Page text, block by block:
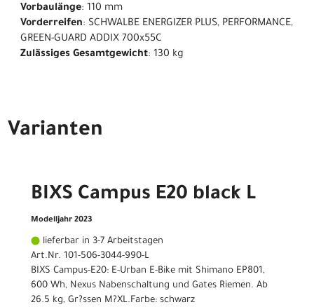
Vorbaulänge: 110 mm
Vorderreifen: SCHWALBE ENERGIZER PLUS, PERFORMANCE,
GREEN-GUARD ADDIX 700x55C
Zulässiges Gesamtgewicht: 130 kg
Varianten
BIXS Campus E20 black L
Modelljahr 2023
lieferbar in 3-7 Arbeitstagen
Art.Nr. 101-506-3044-990-L
BIXS Campus-E20: E-Urban E-Bike mit Shimano EP801,
600 Wh, Nexus Nabenschaltung und Gates Riemen. Ab
26.5 kg, Gr?ssen M?XL.Farbe: schwarz